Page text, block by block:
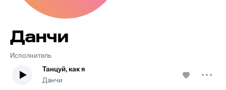
Исполнитель
Данчи
Танцуй, как я
Данчи